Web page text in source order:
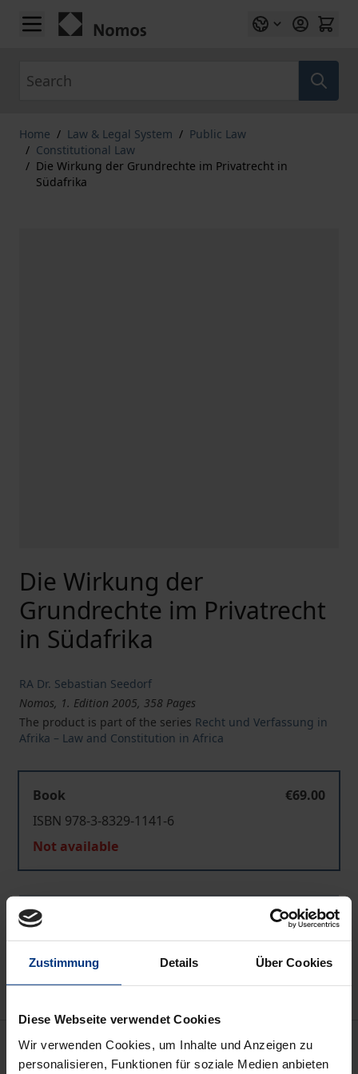
Zustimmung Details Über Cookies
Diese Webseite verwendet Cookies
Wir verwenden Cookies, um Inhalte und Anzeigen zu
personalisieren, Funktionen für soziale Medien anbieten
Skip to Content
Home / Law & Legal System / Public Law
/ Constitutional Law
/ Die Wirkung der Grundrechte im Privatrecht in
Südafrika
Die Wirkung der
Grundrechte im Privatrecht
in Südafrika
RA Dr. Sebastian Seedorf
Nomos, 1. Edition 2005, 358 Pages
The product is part of the series Recht und Verfassung in
Afrika – Law and Constitution in Africa
Book
€69.00
ISBN 978-3-8329-1141-6
Not available
Add to Wish List
Delivery cost notice
Description